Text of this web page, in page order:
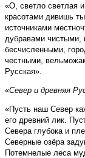
«О, светло светлая
красотами дивишь
источниками
дубравами
бесчисленными,
честными,
Русская».
«Север и древняя
«Пусть наш Север
его древний лик.
Севера глубока и
Северные озёра
Потемнелые леса